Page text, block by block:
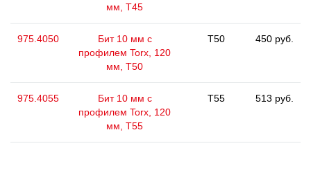
мм, Т45
975.4050
Бит 10 мм с
профилем Torx, 120
мм, Т50
T50 450 руб.
975.4055
Бит 10 мм с
профилем Torx, 120
мм, Т55
T55 513 руб.